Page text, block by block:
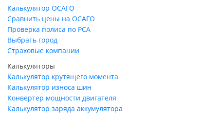
Калькулятор ОСАГО
Сравнить цены на ОСАГО
Проверка полиса по РСА
Выбрать город
Страховые компании
Калькуляторы
Калькулятор крутящего момента
Калькулятор износа шин
Конвертер мощности двигателя
Калькулятор заряда аккумулятора